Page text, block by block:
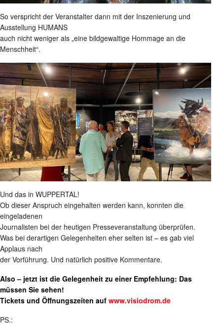
So verspricht der Veranstalter dann mit der Inszenierung und
Ausstellung HUMANS
auch nicht weniger als „eine bildgewaltige Hommage an die
Menschheit“.
Und das in WUPPERTAL!
Ob dieser Anspruch eingehalten werden kann, konnten die
eingeladenen
Journalisten bei der heutigen Presseveranstaltung überprüfen.
Was bei derartigen Gelegenheiten eher selten ist – es gab viel
Applaus nach
der Vorführung. Und natürlich positive Kommentare.
Also – jetzt ist die Gelegenheit zu einer Empfehlung: Das
müssen Sie sehen!
Tickets und Öffnungszeiten auf www.visiodrom.de
PS.: